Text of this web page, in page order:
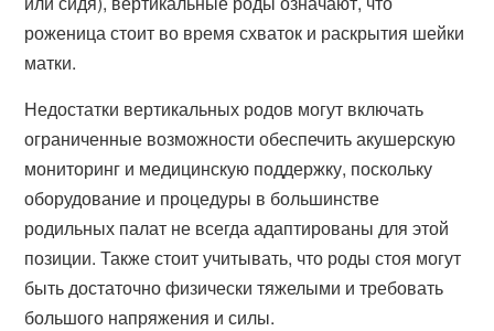
роженица стоит во время схваток и раскрытия шейки
матки.
Недостатки вертикальных родов могут включать
ограниченные возможности обеспечить акушерскую
мониторинг и медицинскую поддержку, поскольку
оборудование и процедуры в большинстве
родильных палат не всегда адаптированы для этой
позиции. Также стоит учитывать, что роды стоя могут
быть достаточно физически тяжелыми и требовать
большого напряжения и силы.